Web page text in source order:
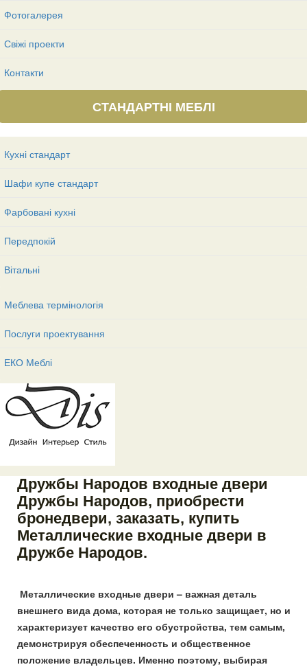
Фотогалерея
Свіжі проекти
Контакти
СТАНДАРТНІ МЕБЛІ
Кухні стандарт
Шафи купе стандарт
Фарбовані кухні
Передпокій
Вітальні
Меблева термінологія
Послуги проектування
ЕКО Меблі
Дружбы Народов входные двери
Дружбы Народов, приобрести
бронедвери, заказать, купить
Металлические входные двери в
Дружбе Народов.
Металлические входные двери – важная деталь
внешнего вида дома, которая не только защищает, но и
характеризует качество его обустройства, тем самым,
демонстрируя обеспеченность и общественное
положение владельцев. Именно поэтому, выбирая